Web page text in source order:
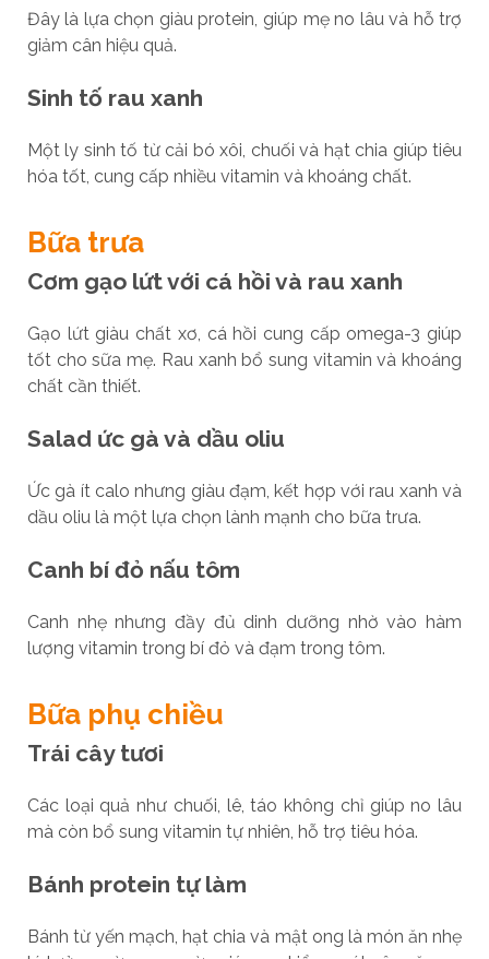
Đây là lựa chọn giàu protein, giúp mẹ no lâu và hỗ trợ
giảm cân hiệu quả.
Sinh tố rau xanh
Một ly sinh tố từ cải bó xôi, chuối và hạt chia giúp tiêu
hóa tốt, cung cấp nhiều vitamin và khoáng chất.
Bữa trưa
Cơm gạo lứt với cá hồi và rau xanh
Gạo lứt giàu chất xơ, cá hồi cung cấp omega-3 giúp
tốt cho sữa mẹ. Rau xanh bổ sung vitamin và khoáng
chất cần thiết.
Salad ức gà và dầu oliu
Ức gà ít calo nhưng giàu đạm, kết hợp với rau xanh và
dầu oliu là một lựa chọn lành mạnh cho bữa trưa.
Canh bí đỏ nấu tôm
Canh nhẹ nhưng đầy đủ dinh dưỡng nhờ vào hàm
lượng vitamin trong bí đỏ và đạm trong tôm.
Bữa phụ chiều
Trái cây tươi
Các loại quả như chuối, lê, táo không chỉ giúp no lâu
mà còn bổ sung vitamin tự nhiên, hỗ trợ tiêu hóa.
Bánh protein tự làm
Bánh từ yến mạch, hạt chia và mật ong là món ăn nhẹ